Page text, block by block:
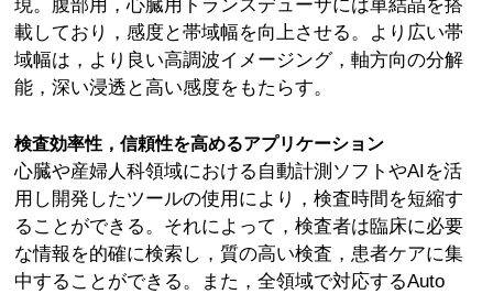
現。腹部用，心臓用トランスデューサには単結晶を搭
載しており，感度と帯域幅を向上させる。より広い帯
域幅は，より良い高調波イメージング，軸方向の分解
能，深い浸透と高い感度をもたらす。
検査効率性，信頼性を高めるアプリケーション
心臓や産婦人科領域における自動計測ソフトやAIを活
用し開発したツールの使用により，検査時間を短縮す
ることができる。それによって，検査者は臨床に必要
な情報を的確に検索し，質の高い検査，患者ケアに集
中することができる。また，全領域で対応するAuto